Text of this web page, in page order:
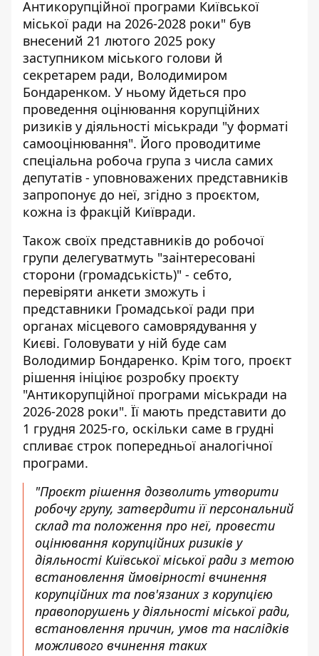
Антикорупційної програми Київської
міської ради на 2026-2028 роки" був
внесений 21 лютого 2025 року
заступником міського голови й
секретарем ради, Володимиром
Бондаренком. У ньому йдеться про
проведення оцінювання корупційних
ризиків у діяльності міськради "у форматі
самооцінювання". Його проводитиме
спеціальна робоча група з числа самих
депутатів - уповноважених представників
запропонує до неї, згідно з проєктом,
кожна із фракцій Київради.
Також своїх представників до робочої
групи делегуватмуть "заінтересовані
сторони (громадськість)" - себто,
перевіряти анкети зможуть і
представники Громадської ради при
органах місцевого самоврядування у
Києві. Головувати у ній буде сам
Володимир Бондаренко. Крім того, проєкт
рішення ініціює розробку проєкту
"Антикорупційної програми міськради на
2026-2028 роки". Її мають представити до
1 грудня 2025-го, оскільки саме в грудні
спливає строк попередньої аналогічної
програми.
"Проєкт рішення дозволить утворити
робочу групу, затвердити її персональний
склад та положення про неї, провести
оцінювання корупційних ризиків у
діяльності Київської міської ради з метою
встановлення ймовірності вчинення
корупційних та пов'язаних з корупцією
правопорушень у діяльності міської ради,
встановлення причин, умов та наслідків
можливого вчинення таких